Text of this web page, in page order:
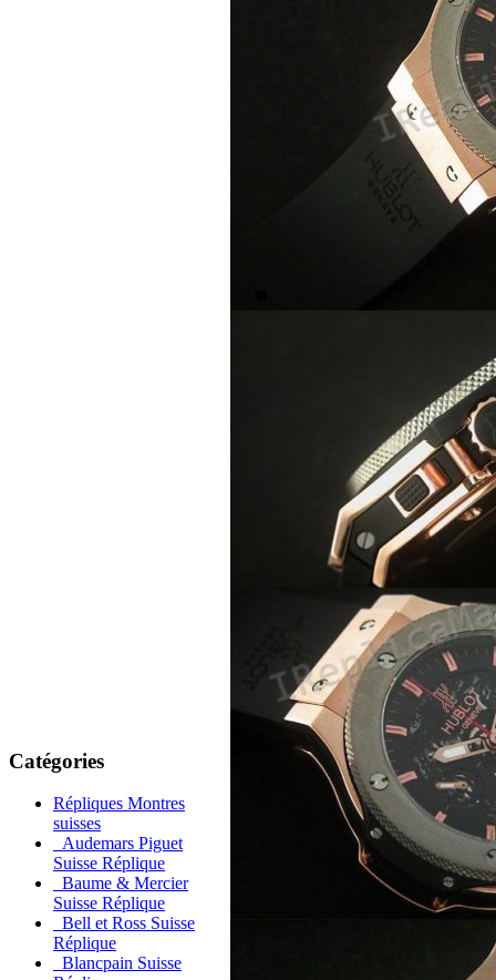
Catégories
Répliques Montres
suisses
Audemars Piguet
Suisse Réplique
Baume & Mercier
Suisse Réplique
Bell et Ross Suisse
Réplique
Blancpain Suisse